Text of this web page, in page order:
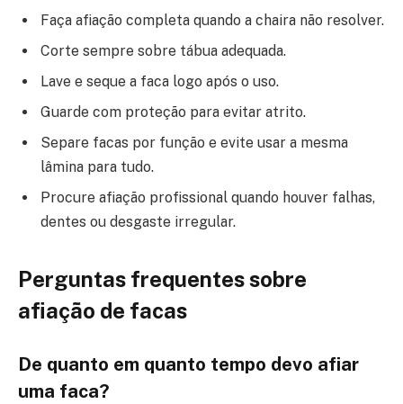
Faça afiação completa quando a chaira não resolver.
Corte sempre sobre tábua adequada.
Lave e seque a faca logo após o uso.
Guarde com proteção para evitar atrito.
Separe facas por função e evite usar a mesma
lâmina para tudo.
Procure afiação profissional quando houver falhas,
dentes ou desgaste irregular.
Perguntas frequentes sobre
afiação de facas
De quanto em quanto tempo devo afiar
uma faca?